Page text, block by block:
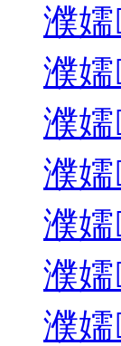
濮嬬
濮嬬
濮嬬
濮嬬
濮嬬
濮嬬
濮嬬